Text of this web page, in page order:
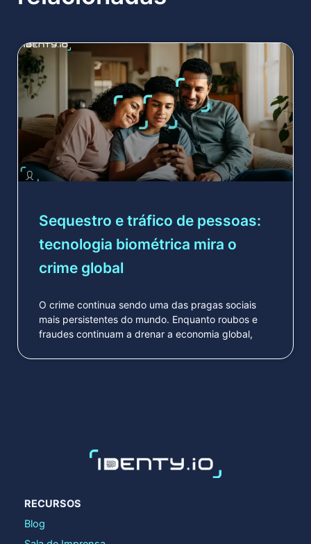
Sequestro e tráfico de pessoas:
tecnologia biométrica mira o
crime global
O crime continua sendo uma das pragas sociais
mais persistentes do mundo. Enquanto roubos e
fraudes continuam a drenar a economia global,
RECURSOS
Blog